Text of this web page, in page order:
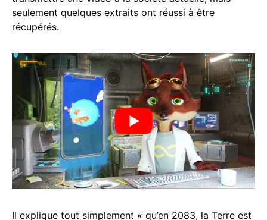
seulement quelques extraits ont réussi à être
récupérés.
Il explique tout simplement « qu’en 2083, la Terre est